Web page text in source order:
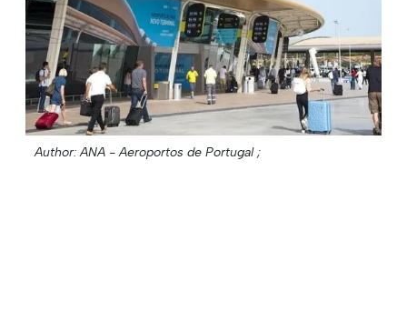
Author: ANA - Aeroportos de Portugal ;